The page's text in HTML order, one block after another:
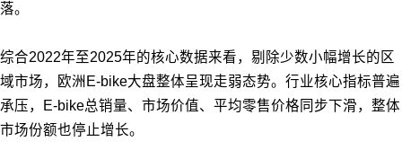
落。
综合2022年至2025年的核心数据来看，剔除少数小幅增长的区
域市场，欧洲E-bike大盘整体呈现走弱态势。行业核心指标普遍
承压，E-bike总销量、市场价值、平均零售价格同步下滑，整体
市场份额也停止增长。